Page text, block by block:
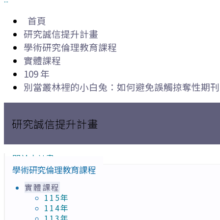
首頁
研究誠信提升計畫
學術研究倫理教育課程
實體課程
109 年
別當叢林裡的小白兔：如何避免誤觸掠奪性期
研究誠信提升計畫
關於本計畫
學術研究倫理教育課程
實體課程
115年
114年